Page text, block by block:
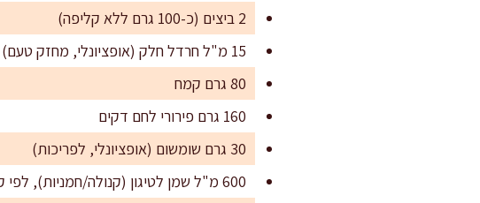
2 ביצים (כ-100 גרם ללא קליפה)
15 מ"ל חרדל חלק (אופציונלי, מחזק טעם)
80 גרם קמח
160 גרם פירורי לחם דקים
30 גרם שומשום (אופציונלי, לפריכות)
600 מ"ל שמן לטיגון (קנולה/חמניות), לפי קוטר המחבת